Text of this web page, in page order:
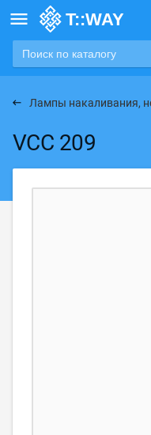

Лампы накаливания,
VCC 209